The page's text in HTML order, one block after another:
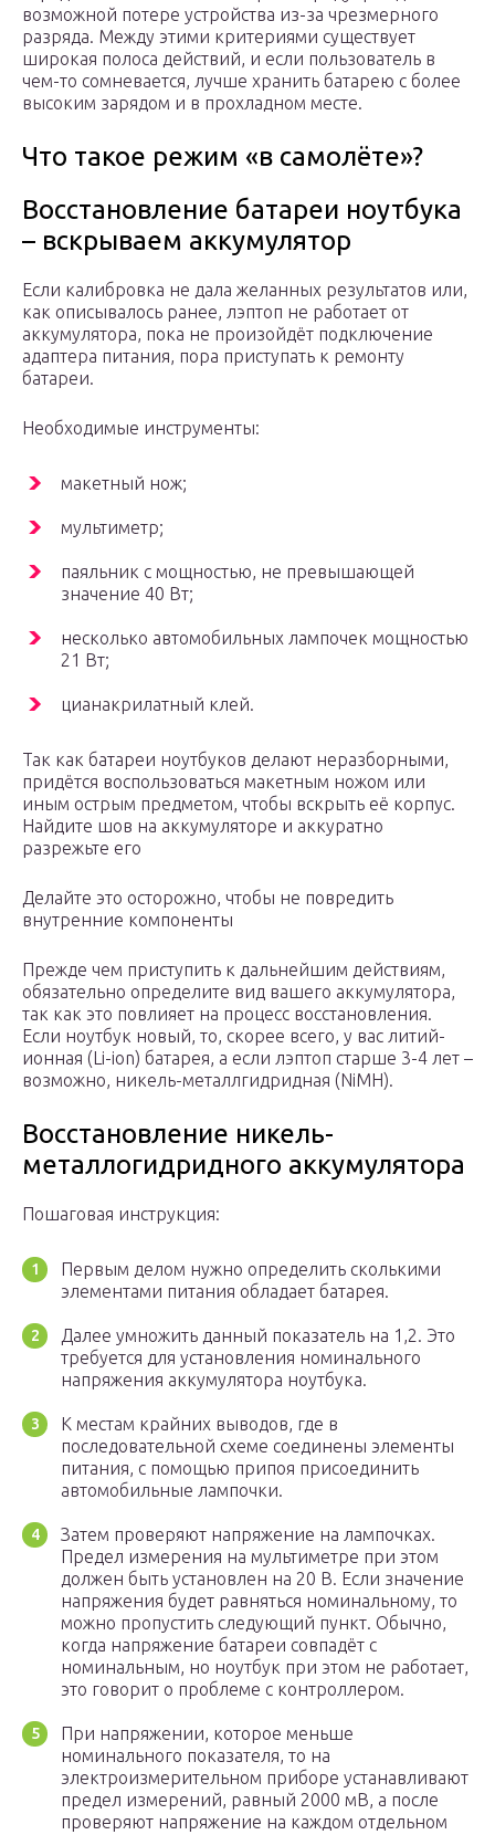
возможной потере устройства из-за чрезмерного
разряда. Между этими критериями существует
широкая полоса действий, и если пользователь в
чем-то сомневается, лучше хранить батарею с более
высоким зарядом и в прохладном месте.
Что такое режим «в самолёте»?
Восстановление батареи ноутбука
– вскрываем аккумулятор
Если калибровка не дала желанных результатов или,
как описывалось ранее, лэптоп не работает от
аккумулятора, пока не произойдёт подключение
адаптера питания, пора приступать к ремонту
батареи.
Необходимые инструменты:
макетный нож;
мультиметр;
паяльник с мощностью, не превышающей
значение 40 Вт;
несколько автомобильных лампочек мощностью
21 Вт;
цианакрилатный клей.
Так как батареи ноутбуков делают неразборными,
придётся воспользоваться макетным ножом или
иным острым предметом, чтобы вскрыть её корпус.
Найдите шов на аккумуляторе и аккуратно
разрежьте его
Делайте это осторожно, чтобы не повредить
внутренние компоненты
Прежде чем приступить к дальнейшим действиям,
обязательно определите вид вашего аккумулятора,
так как это повлияет на процесс восстановления.
Если ноутбук новый, то, скорее всего, у вас литий-
ионная (Li-ion) батарея, а если лэптоп старше 3-4 лет –
возможно, никель-металлгидридная (NiMH).
Восстановление никель-
металлогидридного аккумулятора
Пошаговая инструкция:
Первым делом нужно определить сколькими
элементами питания обладает батарея.
Далее умножить данный показатель на 1,2. Это
требуется для установления номинального
напряжения аккумулятора ноутбука.
К местам крайних выводов, где в
последовательной схеме соединены элементы
питания, с помощью припоя присоединить
автомобильные лампочки.
Затем проверяют напряжение на лампочках.
Предел измерения на мультиметре при этом
должен быть установлен на 20 В. Если значение
напряжения будет равняться номинальному, то
можно пропустить следующий пункт. Обычно,
когда напряжение батареи совпадёт с
номинальным, но ноутбук при этом не работает,
это говорит о проблеме с контроллером.
При напряжении, которое меньше
номинального показателя, то на
электроизмерительном приборе устанавливают
предел измерений, равный 2000 мВ, а после
проверяют напряжение на каждом отдельном